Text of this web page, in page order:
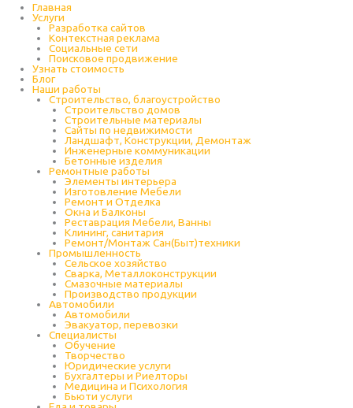
Главная
Услуги
Разработка сайтов
Контекстная реклама
Социальные сети
Поисковое продвижение
Узнать стоимость
Блог
Наши работы
Строительство, благоустройство
Строительство домов
Строительные материалы
Сайты по недвижимости
Ландшафт, Конструкции, Демонтаж
Инженерные коммуникации
Бетонные изделия
Ремонтные работы
Элементы интерьера
Изготовление Мебели
Ремонт и Отделка
Окна и Балконы
Реставрация Мебели, Ванны
Клининг, санитария
Ремонт/Монтаж Сан(Быт)техники
Промышленность
Cельское хозяйство
Сварка, Металлоконструкции
Cмазочные материалы
Производство продукции
Автомобили
Автомобили
Эвакуатор, перевозки
Специалисты
Обучение
Творчество
Юридические услуги
Бухгалтеры и Риелторы
Медицина и Психология
Бьюти услуги